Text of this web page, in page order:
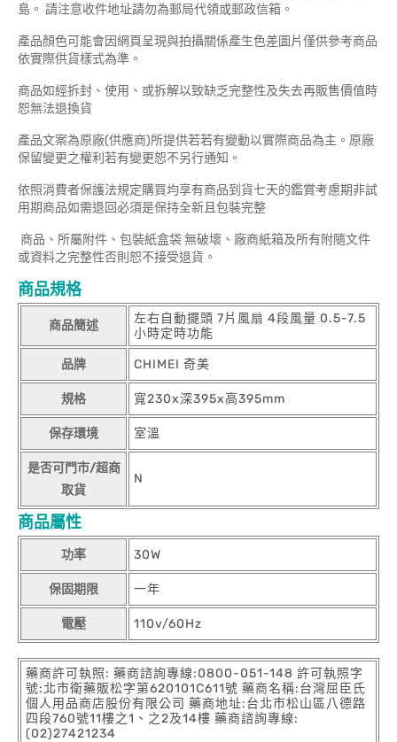
島。 請注意收件地址請勿為郵局代領或郵政信箱。
產品顏色可能會因網頁呈現與拍攝關係產生色差圖片僅供參考商品
依實際供貨樣式為準。
商品如經拆封、使用、或拆解以致缺乏完整性及失去再販售價值時
恕無法退換貨
產品文案為原廠(供應商)所提供若若有變動以實際商品為主。原廠
保留變更之權利若有變更恕不另行通知。
依照消費者保護法規定購買均享有商品到貨七天的鑑賞考慮期非試
用期商品如需退回必須是保持全新且包裝完整
商品、所屬附件、包裝紙盒袋 無破壞、廠商紙箱及所有附隨文件
或資料之完整性否則恕不接受退貨。
商品規格
商品簡述
左右自動擺頭 7片風扇 4段風量 0.5-7.5
小時定時功能
品牌 CHIMEI 奇美
規格 寬230x深395x高395mm
保存環境 室溫
是否可門市/超商
取貨
N
商品屬性
功率 30W
保固期限 一年
電壓 110v/60Hz
藥商許可執照: 藥商諮詢專線:0800-051-148 許可執照字
號:北市衛藥販松字第620101C611號 藥商名稱:台灣屈臣氏
個人用品商店股份有限公司 藥商地址:台北市松山區八德路
四段760號11樓之1、之2及14樓 藥商諮詢專線:
(02)27421234